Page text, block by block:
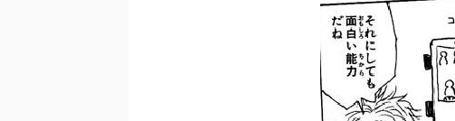
まとめチェッカーは閉鎖しました。RSSの解
【信長の野望・新生】米問屋をどういう時に
NHKにようこそ！を見終えたんだがｗｗｗ
Powered by livedoor 相互RSS